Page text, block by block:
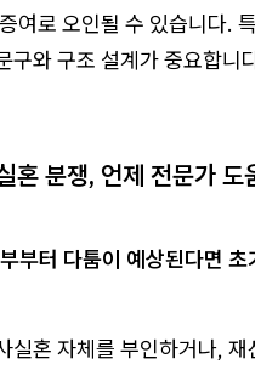
여로 오인될 수 있습니다.
구와 구조 설계가 중요합니
혼 분쟁, 언제 전문가 도
부터 다툼이 예상된다면 초
실혼 자체를 부인하거나, 재